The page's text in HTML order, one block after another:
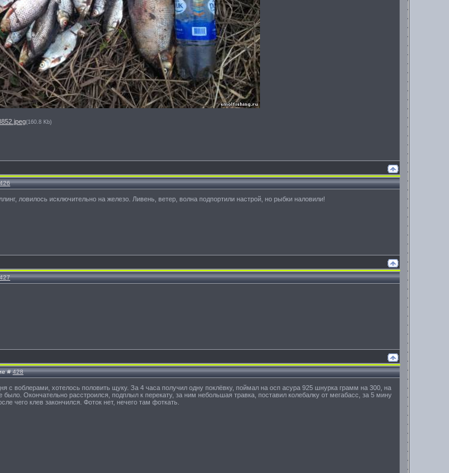
(160.8 Kb)
426
ловилось исключительно на железо. Ливень, ветер, волна подпортили настрой, но рыбки наловили!
427
#428
с воблерами, хотелось половить щуку. За 4 часа получил одну поклёвку, поймал на осп асура 925 шнурка грамм на 300, на
Окончательно расстроился, подплыл к перекату, за ним небольшая травка, поставил колебалку от мегабасс, за 5 мину
чего клев закончился. Фоток нет, нечего там фоткать.